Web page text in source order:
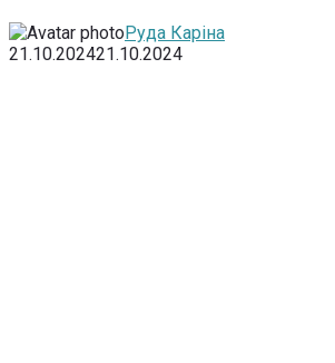
Руда Каріна
21.10.202421.10.2024